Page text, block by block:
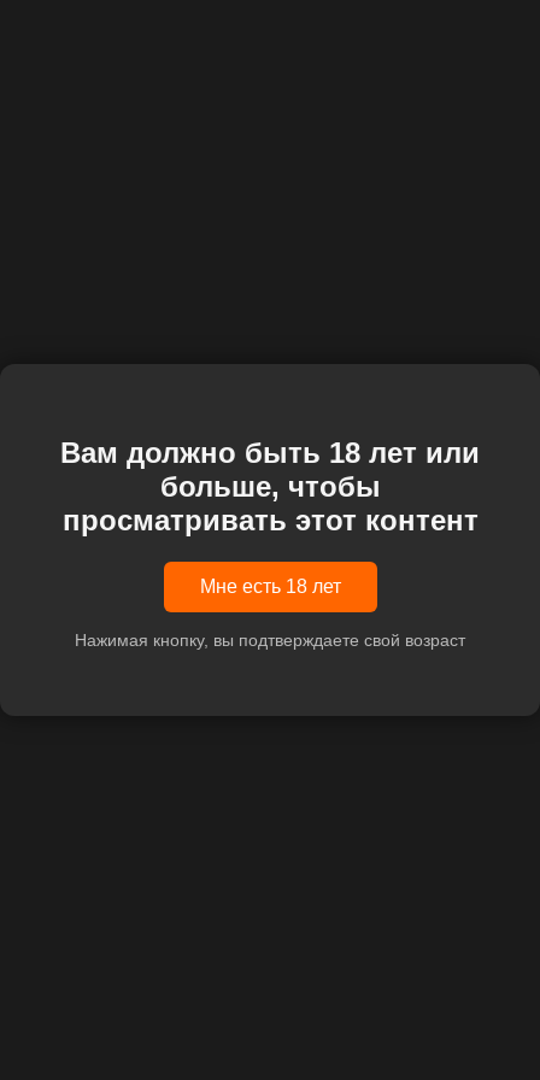
Вам должно быть 18 лет или
больше, чтобы
просматривать этот контент
Мне есть 18 лет
Нажимая кнопку, вы подтверждаете свой возраст